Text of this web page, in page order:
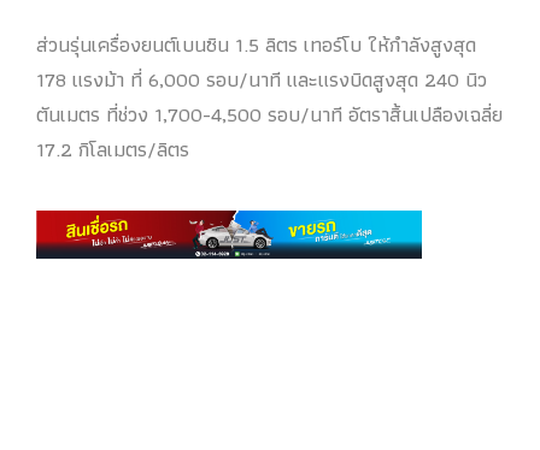
ส่วนรุ่นเครื่องยนต์เบนซิน 1.5 ลิตร เทอร์โบ ให้กำลังสูงสุด
178 แรงม้า ที่ 6,000 รอบ/นาที และแรงบิดสูงสุด 240 นิว
ตันเมตร ที่ช่วง 1,700-4,500 รอบ/นาที อัตราสิ้นเปลืองเฉลี่ย
17.2 กิโลเมตร/ลิตร